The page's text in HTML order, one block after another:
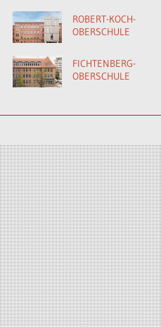
ROBERT-KOCH-
OBERSCHULE
FICHTENBERG-
OBERSCHULE